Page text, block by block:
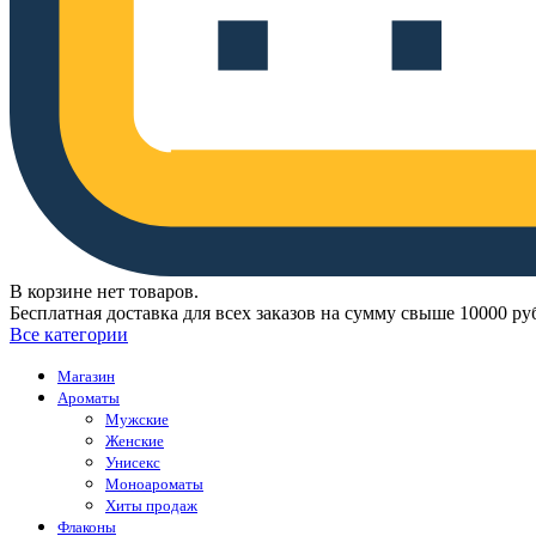
В корзине нет товаров.
Бесплатная доставка для всех заказов на сумму свыше 10000
Все категории
Магазин
Ароматы
Мужские
Женские
Унисекс
Моноароматы
Хиты продаж
Флаконы